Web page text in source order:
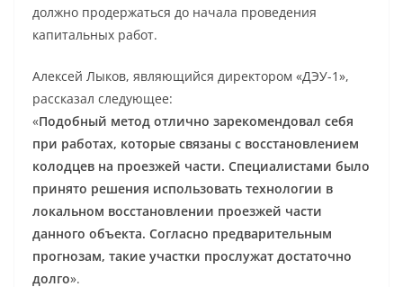
должно продержаться до начала проведения
капитальных работ.
Алексей Лыков, являющийся директором «ДЭУ-1»,
рассказал следующее:
«Подобный метод отлично зарекомендовал себя
при работах, которые связаны с восстановлением
колодцев на проезжей части. Специалистами было
принято решения использовать технологии в
локальном восстановлении проезжей части
данного объекта. Согласно предварительным
прогнозам, такие участки прослужат достаточно
долго».